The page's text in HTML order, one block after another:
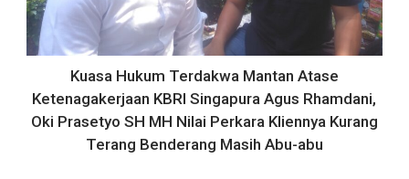
Kuasa Hukum Terdakwa Mantan Atase
Ketenagakerjaan KBRI Singapura Agus Rhamdani,
Oki Prasetyo SH MH Nilai Perkara Kliennya Kurang
Terang Benderang Masih Abu-abu